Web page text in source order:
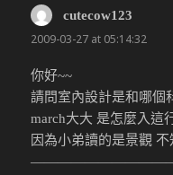
cutecow123
2009-03-27 at 05:14:32
你好~~
請問室內設計是和哪個
march大大 是怎麼入這
因為小弟讀的是景觀